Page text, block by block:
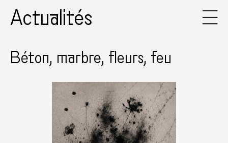
Actualités
Béton, marbre, fleurs, feu